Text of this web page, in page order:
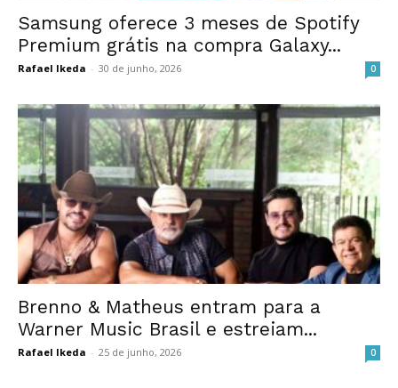
Samsung oferece 3 meses de Spotify
Premium grátis na compra Galaxy...
Rafael Ikeda - 30 de junho, 2026 0
Brenno & Matheus entram para a
Warner Music Brasil e estreiam...
Rafael Ikeda - 25 de junho, 2026 0